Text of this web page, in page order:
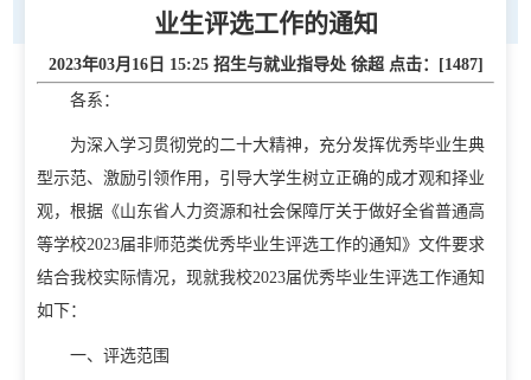
业生评选工作的通知
2023年03月16日 15:25 招生与就业指导处 徐超 点击：[1487]
各系：
为深入学习贯彻党的二十大精神，充分发挥优秀毕业生典
型示范、激励引领作用，引导大学生树立正确的成才观和择业
观，根据《山东省人力资源和社会保障厅关于做好全省普通高
等学校2023届非师范类优秀毕业生评选工作的通知》文件要求
结合我校实际情况，现就我校2023届优秀毕业生评选工作通知
如下：
一、评选范围